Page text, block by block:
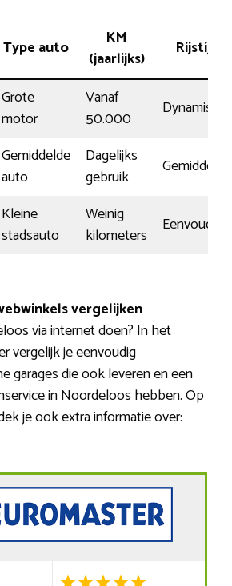
Type auto
KM
(jaarlijks)
Rijstijl
Grote
motor
Vanaf
50.000
Dynamisch
Gemiddelde
auto
Dagelijks
gebruik
Gemiddeld
Kleine
stadsauto
Weinig
kilometers
Eenvoudig
vergelijken
via internet doen? In het
vergelijk je eenvoudig
garages die ook leveren en een
in Noordelooshebben. Op
je ook extra informatie over: